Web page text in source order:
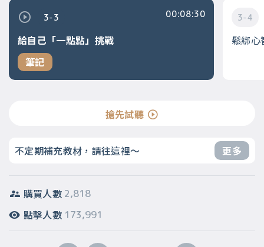
3-3
給自己「一點點」挑戰
筆記
00:08:30 3-4
鬆綁心
搶先試聽
不定期補充教材，請往這裡～ 更多
購買人數 2,818
點擊人數 173,991